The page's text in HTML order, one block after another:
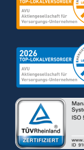
Zertifizierung
Zertifizierung